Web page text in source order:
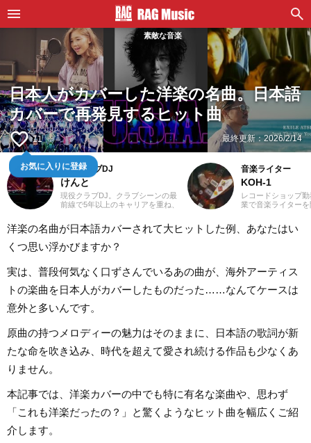
素敵な音楽
日本人がカバーした洋楽の名曲。日本語
カバーで再発見するヒット曲
favorite_border 11
お気に入りに登録
最終更新：2026/2/14
現役クラブDJ
けんと
現役クラブDJ。クラブシーンの最
前線で5年以上のキャリアを重ね、
HOPやJラップまで縦横無尽にクロ
スオーバー。自作エディットを織
り交ぜた確かなミックスワーク
で、独自のグルーヴを生み出しフ
音楽ライター
KOH-1
レコードショップ
業で音楽ライター
にwebメディアな
年以上担当。ライ
ないことを常に心
バンド活動歴あり
当するベーシスト
でした。演奏経験
洋楽の名曲が日本語カバーされて大ヒットした例、あなたはい
くつ思い浮かびますか？
実は、普段何気なく口ずさんでいるあの曲が、海外アーティス
トの楽曲を日本人がカバーしたものだった……なんてケースは
意外と多いんです。
原曲の持つメロディーの魅力はそのままに、日本語の歌詞が新
たな命を吹き込み、時代を超えて愛され続ける作品も少なくあ
りません。
本記事では、洋楽カバーの中でも特に有名な楽曲や、思わず
「これも洋楽だったの？」と驚くようなヒット曲を幅広くご紹
介します。